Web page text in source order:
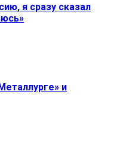
я сразу сказал
и